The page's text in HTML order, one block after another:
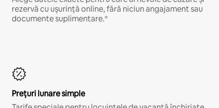
rezervă cu ușurință online, fără niciun angajament sau
documente suplimentare.*
Prețuri lunare simple